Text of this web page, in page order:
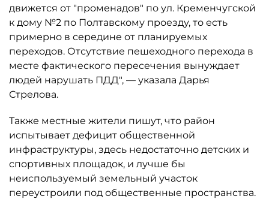
движется от "променадов" по ул. Кременчугской
к дому №2 по Полтавскому проезду, то есть
примерно в середине от планируемых
переходов. Отсутствие пешеходного перехода в
месте фактического пересечения вынуждает
людей нарушать ПДД", — указала Дарья
Стрелова.
Также местные жители пишут, что район
испытывает дефицит общественной
инфраструктуры, здесь недостаточно детских и
спортивных площадок, и лучше бы
неиспользуемый земельный участок
переустроили под общественные пространства.